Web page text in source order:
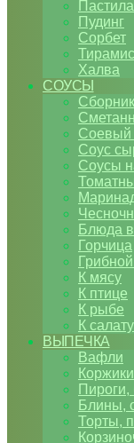
Пастила
Пудинг
Сорбет
Халва
СОУСЫ
Соевый
Соус
Соусы
Блюда
Горчица
К мясу
К птице
К рыбе
К салату
ВЫПЕЧКА
Вафли
Коржики
Блины,
Торты,